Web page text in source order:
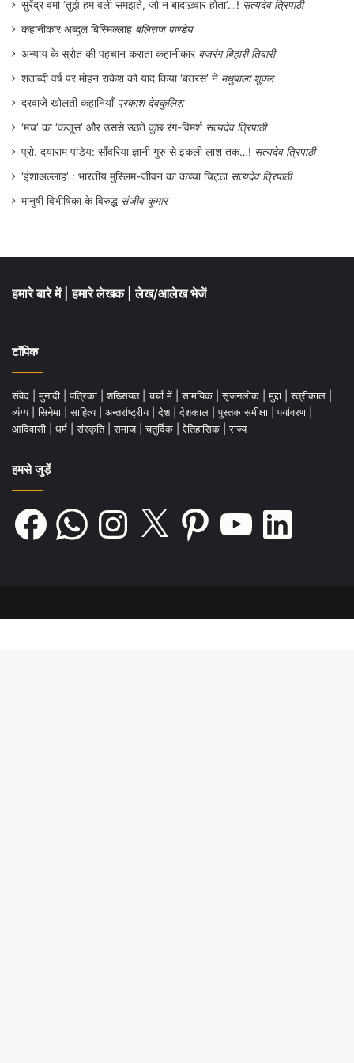
किया। दोनों नेताओं के बीच वैमनस्य की खाई चौड़ी
ही होती गयी और 15 अप्रैल 2023 से दोनों नेताओं
के बीच सशस्त्र संघर्ष शुरु हो गया। सूडान की
सशस्त्र सेना और आर.एस.एफ. आमने-सामने आ
गए।
सूडान का मौजूदा संघर्ष किसी समाधान की तलाश में
किसी ऐसी लंबी अंधेरी सुरंग के भीतर से गुजरता हुआ
भाग रहा है जो अभी अंतहीन लगती है क्योंकि उसके
फिलहाल यह संघर्ष अनेक अनुत्तरित प्रश्न छोड़ रहा
कैसे किया जा सकता है? देश और उसके नागरिकों
की किस्मत कब पलटेगी? इन सभी प्रश्नों पर चर्चा
अगली बार।
सुरेंद्र वर्मा ‘तुझे हम वली समझते, जो न बादाख़्वार होता’…! सत्यदेव त्रिपाठी
कहानीकार अब्दुल बिस्मिल्लाह बलिराज पाण्डेय
अन्याय के स्रोत की पहचान कराता कहानीकार बजरंग बिहारी तिवारी
शताब्दी वर्ष पर मोहन राकेश को याद किया ‘बतरस’ ने मधुबाला शुक्ल
दरवाजे खोलती कहानियाँ प्रकाश देवकुलिश
‘मंच’ का ‘कंजूस’ और उससे उठते कुछ रंग-विमर्श सत्यदेव त्रिपाठी
प्रो. दयाराम पांडेय: साँवरिया ज्ञानी गुरु से इकली लाश तक…! सत्यदेव त्रिपाठी
‘इंशाअल्लाह’ : भारतीय मुस्लिम-जीवन का कच्चा चिट्ठा सत्यदेव त्रिपाठी
मानुषी विभीषिका के विरुद्ध संजीव कुमार
हमारे बारे में हमारे लेखक लेख/आलेख भेजें
टॉपिक
संवेद मुनादी पत्रिका शख्सियत चर्चा में सामयिक सृजनलोक मुद्दा स्त्रीकाल
व्यंग्य
सिनेमा साहित्य अन्तर्राष्ट्रीय देश देशकाल पुस्तक समीक्षा पर्यावरण
आदिवासी
धर्म संस्कृति समाज चतुर्दिक ऐतिहासिक राज्य
हमसे जुड़ें
Facebook WhatsAppInstagram Pinterest LinkedIn